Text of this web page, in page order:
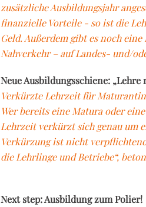
zusätzliche Ausbildungsjahr
finanzielle Vorteile - so ist die
Geld. Außerdem gibt es noch
Nahverkehr – auf Landes- und/
Neue Ausbildungsschiene: „Lehre
Verkürzte Lehrzeit für
Wer bereits eine Matura oder
Lehrzeit verkürzt sich genau um
Verkürzung ist nicht
die Lehrlinge und Betriebe“,
Next step: Ausbildung zum Polier!